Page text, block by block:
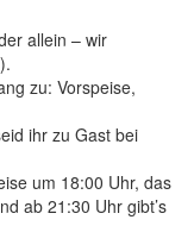
allein – wir
zu: Vorspeise,
ihr zu Gast bei
um 18:00 Uhr, das
ab 21:30 Uhr gibt’s